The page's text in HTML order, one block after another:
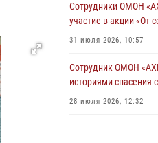
Сотрудники ОМОН
участие в акции «От
31 июля 2026, 10:57
Сотрудник ОМОН
историями спасения
28 июля 2026, 12:32